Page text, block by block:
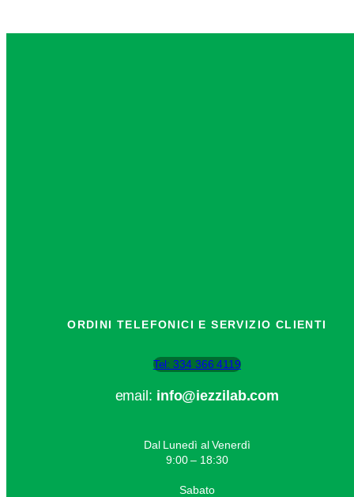
ORDINI TELEFONICI E SERVIZIO CLIENTI
Tel: 334 366 4119
email: info@iezzilab.com
Dal Lunedì al Venerdì
9:00 – 18:30
Sabato